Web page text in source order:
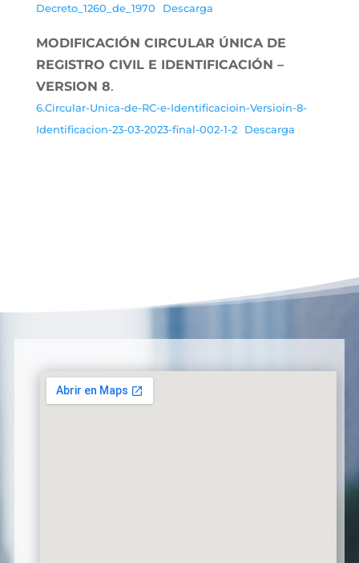
Decreto_1260_de_1970 Descarga
MODIFICACIÓN CIRCULAR ÚNICA DE
REGISTRO CIVIL E IDENTIFICACIÓN –
VERSION 8.
6.Circular-Unica-de-RC-e-Identificacioin-Versioin-8-
Identificacion-23-03-2023-final-002-1-2
Descarga